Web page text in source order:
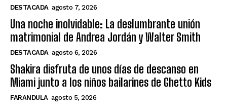
DESTACADA agosto 7, 2026
Una noche inolvidable: La deslumbrante unión
matrimonial de Andrea Jordán y Walter Smith
DESTACADA agosto 6, 2026
Shakira disfruta de unos días de descanso en
Miami junto a los niños bailarines de Ghetto Kids
FARANDULA agosto 5, 2026